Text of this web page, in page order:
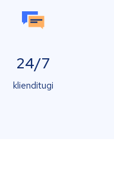
24/7
klienditugi